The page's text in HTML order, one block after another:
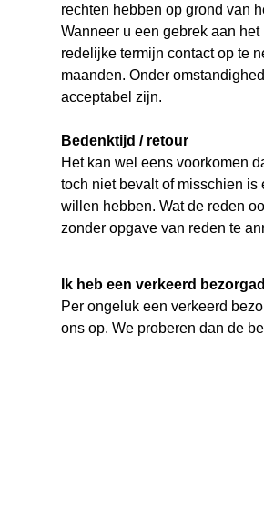
rechten hebben op grond van
Wanneer u een gebrek aan
redelijke termijn contact op te
maanden. Onder
acceptabel zijn.
Bedenktijd / retour
Het kan wel eens voorkomen
toch niet bevalt of misschien
willen hebben. Wat de reden
zonder opgave van reden te
Ik heb een verkeerd
Per ongeluk een verkeerd
ons op. We proberen dan de